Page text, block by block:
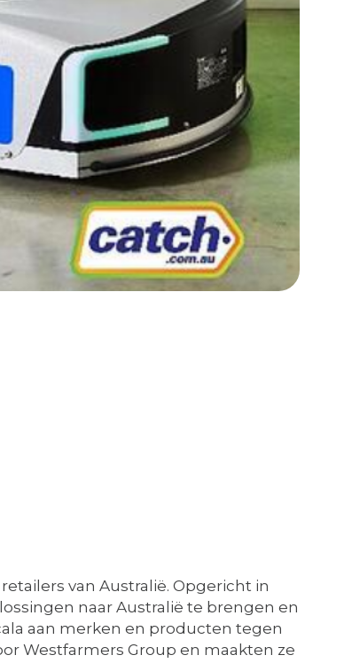
van Australië. Opgericht in
naar Australië te brengen en
aan merken en producten tegen
Westfarmers Group en maakten ze